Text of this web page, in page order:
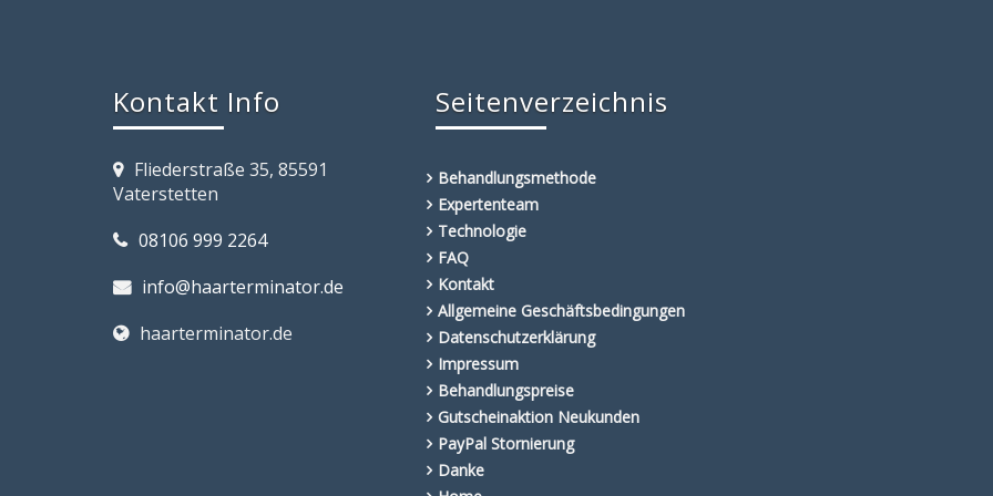
Kontakt Info
Fliederstraße 35, 85591
Vaterstetten
08106 999 2264
info@haarterminator.de
haarterminator.de
Seitenverzeichnis
Behandlungsmethode
Expertenteam
Technologie
FAQ
Kontakt
Allgemeine Geschäftsbedingungen
Datenschutzerklärung
Impressum
Behandlungspreise
Gutscheinaktion Neukunden
PayPal Stornierung
Danke